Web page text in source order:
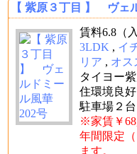
【 紫原３丁目 】 ヴェ
賃料6.8（
3LDK , イ
リア , オス
タイヨー
住環境良
駐車場２
※家賃￥
年間限定
ます。